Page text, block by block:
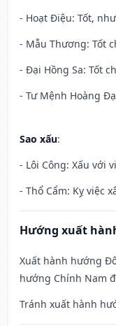
- Hoạt Điệu: Tốt,
- Mẫu Thương: Tốt
- Đại Hồng Sa: Tốt
- Tư Mệnh Hoàng
Sao xấu:
- Lôi Công: Xấu với
- Thổ Cẩm: Kỵ việc
Hướng xuất
Xuất hành hướng
hướng Chính Nam
Tránh xuất hành